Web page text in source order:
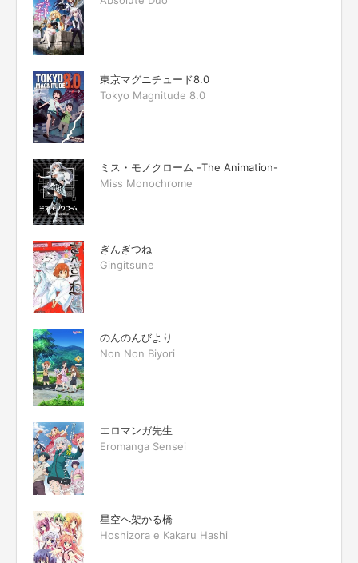
東京マグニチュード8.0
Tokyo Magnitude 8.0
ミス・モノクローム -The Animation-
Miss Monochrome
ぎんぎつね
Gingitsune
のんのんびより
Non Non Biyori
エロマンガ先生
Eromanga Sensei
星空へ架かる橋
Hoshizora e Kakaru Hashi